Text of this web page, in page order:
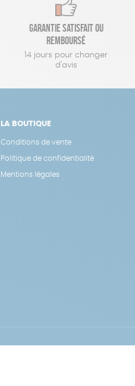
Garantie satisfait ou
remboursé
14 jours pour changer
d'avis
LA BOUTIQUE
Conditions de vente
Politique de confidentialité
Mentions légales